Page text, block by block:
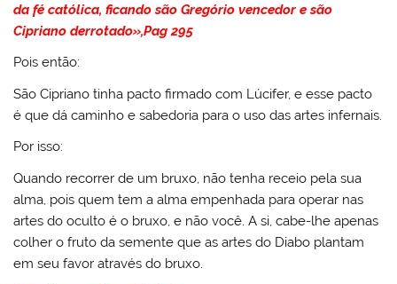
da fé católica, ficando são Gregório vencedor e são
Cipriano derrotado»,Pag 295
Pois então:
São Cipriano tinha pacto firmado com Lúcifer, e esse pacto
é que dá caminho e sabedoria para o uso das artes infernais.
Por isso:
Quando recorrer de um bruxo, não tenha receio pela sua
alma, pois quem tem a alma empenhada para operar nas
artes do oculto é o bruxo, e não você. A si, cabe-lhe apenas
colher o fruto da semente que as artes do Diabo plantam
em seu favor através do bruxo.